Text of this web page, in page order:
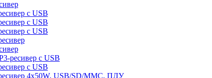
с USB
с USB
с USB
ресивер с USB
с USB
4х50W, USB/SD/MMC, ПДУ